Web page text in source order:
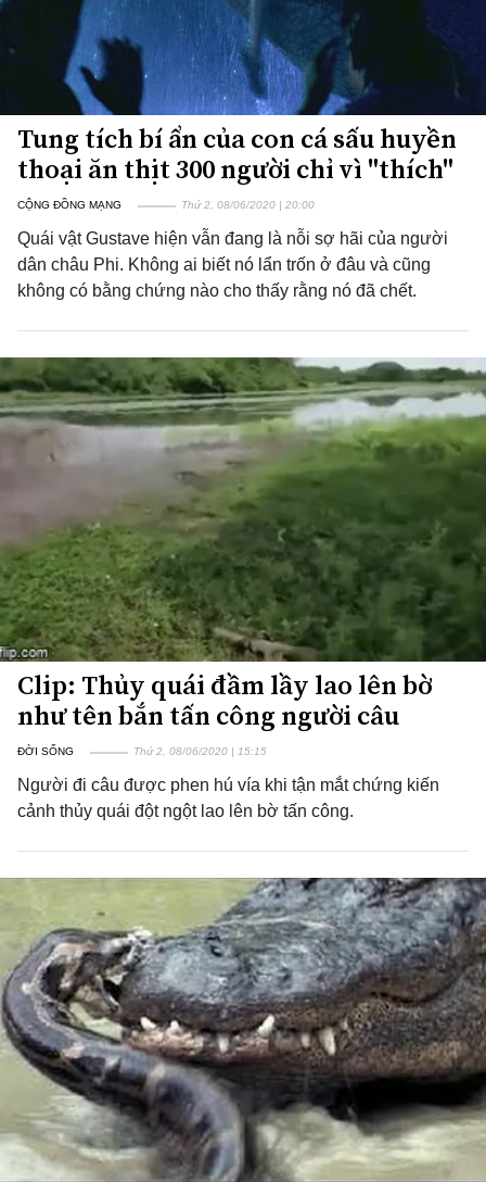
Tung tích bí ẩn của con cá sấu huyền
thoại ăn thịt 300 người chỉ vì "thích"
CỘNG ĐỒNG MẠNG Thứ 2, 08/06/2020 | 20:00
Quái vật Gustave hiện vẫn đang là nỗi sợ hãi của người
dân châu Phi. Không ai biết nó lẩn trốn ở đâu và cũng
không có bằng chứng nào cho thấy rằng nó đã chết.
Clip: Thủy quái đầm lầy lao lên bờ
như tên bắn tấn công người câu
ĐỜI SỐNG Thứ 2, 08/06/2020 | 15:15
Người đi câu được phen hú vía khi tận mắt chứng kiến
cảnh thủy quái đột ngột lao lên bờ tấn công.